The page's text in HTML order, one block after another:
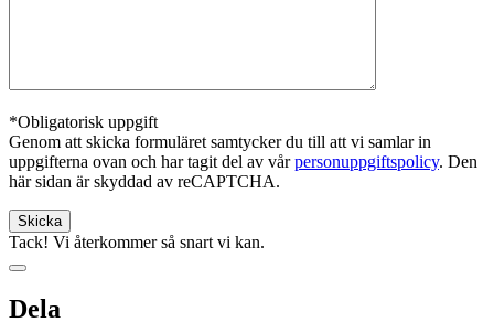
*Obligatorisk uppgift
Genom att skicka formuläret samtycker du till att vi samlar in
uppgifterna ovan och har tagit del av vårpersonuppgiftspolicy. Den
här sidan är skyddad av reCAPTCHA.
Tack! Vi återkommer så snart vi kan.
Dela